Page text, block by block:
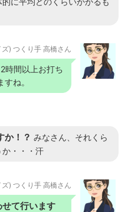
) つくり手 高橋さん
時間以上お打ち
ね。
か！？ みなさん、それくら
か・・・汗
) つくり手 高橋さん
て行います